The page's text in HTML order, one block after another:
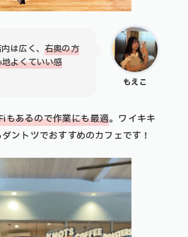
もえこ
は広く、 右奥の方
よくていい感
もあるので作業にも最適。ワイキキ
ントツでおすすめのカフェです！